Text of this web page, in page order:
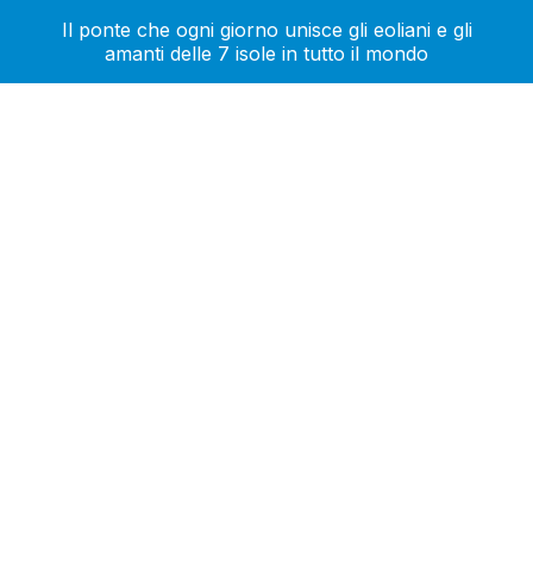
Il ponte che ogni giorno unisce gli eoliani e gli
amanti delle 7 isole in tutto il mondo